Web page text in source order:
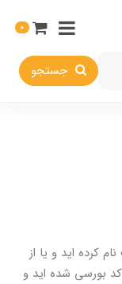
جستجو
0
کرده اید و یا از
بورسی شده اید و